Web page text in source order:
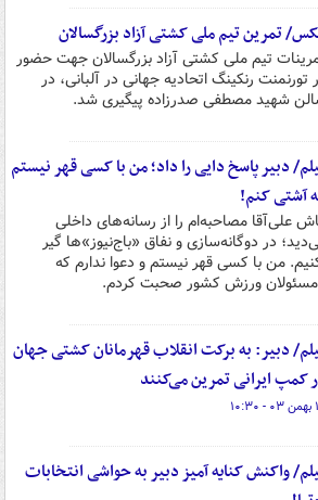
تمرین تیم ملی کشتی آزاد بزرگسالان
تیم ملی کشتی آزاد بزرگسالان جهت حضور
تورنمنت رنکینگ اتحادیه جهانی در آلبانی، در
شهید مصطفی صدرزاده پیگیری شد.
دبیر پاسخ دایی را داد؛ من با کسی قهر نیستم
آشتی کنم!
علی‌آقا مصاحبه‌ام را از رسانه‌های داخلی
در دوگانه‌سازی و نفاق «باج‌نیوز»ها گیر
من با کسی قهر نیستم و دعوا ندارم که
مسئولان ورزش کشور صحبت کردم.
دبیر: به برکت انقلاب قهرمانان کشتی جهان
کمپ ایرانی تمرین می‌کنند
واکنش کنایه آمیز دبیر به حواشی انتخابات